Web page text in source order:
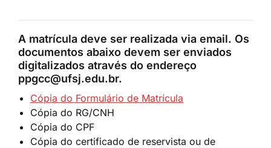
A matrícula deve ser realizada via email. Os
documentos abaixo devem ser enviados
digitalizados através do endereço
ppgcc@ufsj.edu.br.
Cópia do Formulário de Matrícula
Cópia do RG/CNH
Cópia do CPF
Cópia do certificado de reservista ou de